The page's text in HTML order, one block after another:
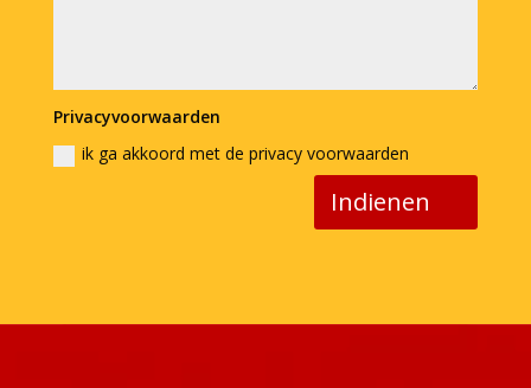
Privacyvoorwaarden
ik ga akkoord met de privacy voorwaarden
Indienen